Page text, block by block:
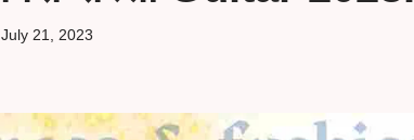
July 21, 2023